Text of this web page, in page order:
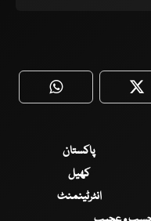
WhatsApp
پاکستان
کھیل
انٹرٹینمنٹ